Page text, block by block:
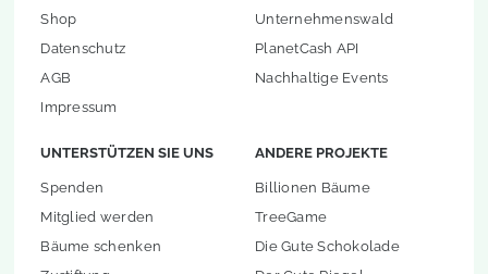
Shop
Datenschutz
AGB
Impressum
Unternehmenswald
PlanetCash API
Nachhaltige Events
UNTERSTÜTZEN SIE UNS
Spenden
Mitglied werden
Bäume schenken
ANDERE PROJEKTE
Billionen Bäume
TreeGame
Die Gute Schokolade